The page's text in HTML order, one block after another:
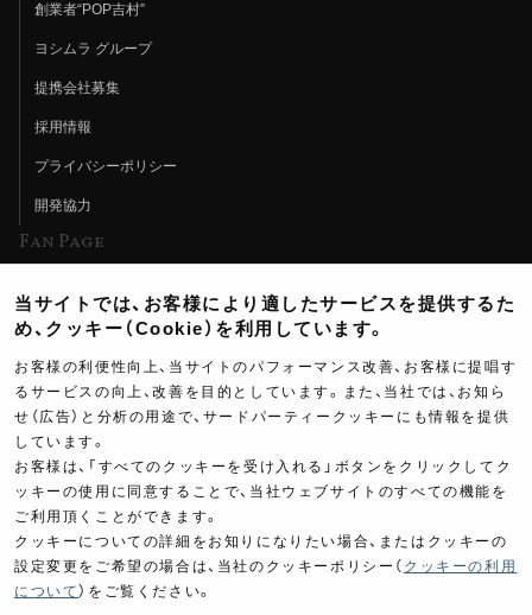
創業者“POP吉村”
ヨシムラ グループ
提携会社募集
採用情報
プライバシーポリシー
開発協力
Fan Page
ヨシムラTV
イベント情報
イベントスケジュール
ツーリングブレイクタイム
製品ポスター
当サイトでは、お客様により適したサービスを提供するた
め、クッキー（Cookie）を利用しています。
お客様の利便性向上、当サイトのパフォーマンス改善、お客様に提唱す
るサービスの向上、改善を目的としています。また、当社では、お知ら
せ（広告）と分析の用途で、サードパーティークッキーにも情報を提供
しています。
お客様は、「すべてのクッキーを受け入れる」ボタンをクリックしてク
ッキーの使用に同意することで、当社ウェブサイトのすべての機能を
ご利用頂くことができます。
クッキーについての詳細をお知りになりたい場合、またはクッキーの
設定変更をご希望の場合は、当社のクッキーポリシー（ クッキーの利用
について ）をご覧ください。